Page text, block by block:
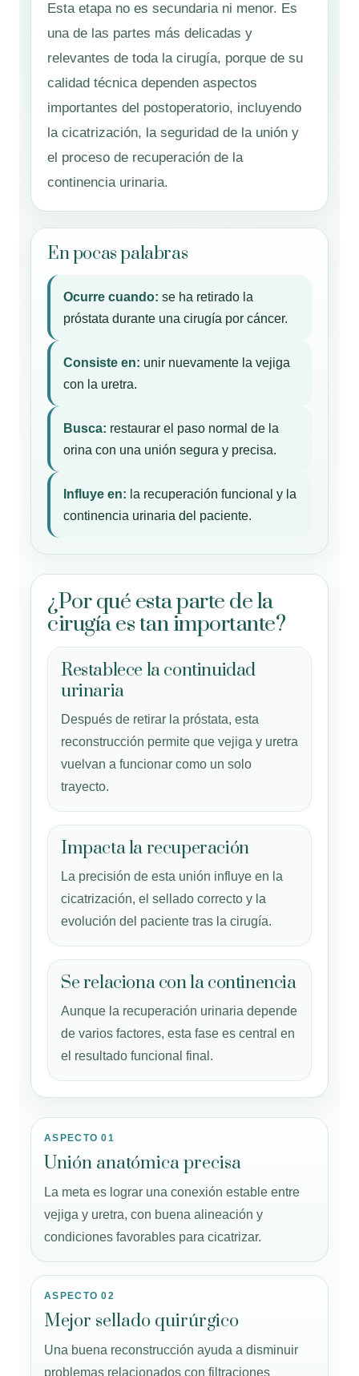
Esta etapa no es secundaria ni menor. Es
una de las partes más delicadas y
relevantes de toda la cirugía, porque de su
calidad técnica dependen aspectos
importantes del postoperatorio, incluyendo
la cicatrización, la seguridad de la unión y
el proceso de recuperación de la
continencia urinaria.
En pocas palabras
Ocurre cuando: se ha retirado la
próstata durante una cirugía por cáncer.
Consiste en: unir nuevamente la vejiga
con la uretra.
Busca: restaurar el paso normal de la
orina con una unión segura y precisa.
Influye en: la recuperación funcional y la
continencia urinaria del paciente.
¿Por qué esta parte de la
cirugía es tan importante?
Restablece la continuidad
urinaria
Después de retirar la próstata, esta
reconstrucción permite que vejiga y uretra
vuelvan a funcionar como un solo
trayecto.
Impacta la recuperación
La precisión de esta unión influye en la
cicatrización, el sellado correcto y la
evolución del paciente tras la cirugía.
Se relaciona con la continencia
Aunque la recuperación urinaria depende
de varios factores, esta fase es central en
el resultado funcional final.
ASPECTO 01
Unión anatómica precisa
La meta es lograr una conexión estable entre
vejiga y uretra, con buena alineación y
condiciones favorables para cicatrizar.
ASPECTO 02
Mejor sellado quirúrgico
Una buena reconstrucción ayuda a disminuir
problemas relacionados con filtraciones